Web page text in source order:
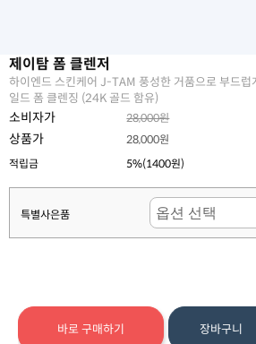
제이탐 폼 클렌저
하이엔드 스킨케어 J-TAM 풍성한 거품으로 부드럽
일드 폼 클렌징 (24K 골드 함유)
소비자가 28,000원
상품가
28,000원
적립금
5%(1400원)
특별사은품
바로 구매하기 장바구니